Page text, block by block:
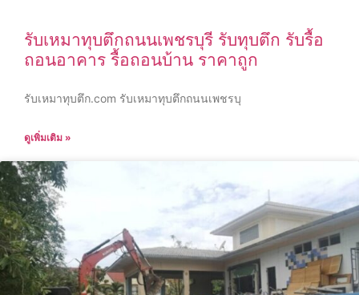
รับเหมาทุบตึกถนนเพชรบุรี รับทุบตึก รับรื้อ
ถอนอาคาร รื้อถอนบ้าน ราคาถูก
รับเหมาทุบตึก.com รับเหมาทุบตึกถนนเพชรบุ
ดูเพิ่มเติม »